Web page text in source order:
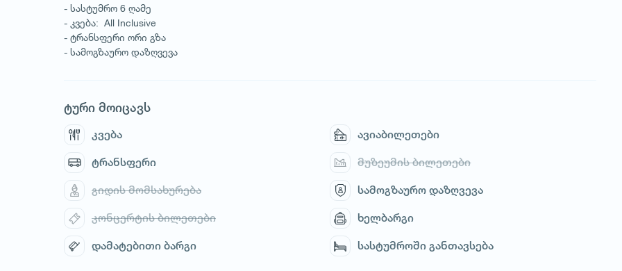
- სასტუმრო 6 ღამე
- კვება: All Inclusive
- ტრანსფერი ორი გზა
- სამოგზაურო დაზღვევა
ტური მოიცავს
კვება ავიაბილეთები
ტრანსფერი მუზეუმის ბილეთები
გიდის მომსახურება სამოგზაურო დაზღვევა
კონცერტის ბილეთები ხელბარგი
დამატებითი ბარგი სასტუმროში განთავსება